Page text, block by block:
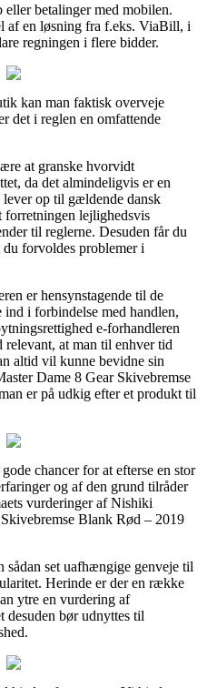
betalinger med mobilen.
af en løsning fra f.eks. ViaBill, i
regningen i flere bidder.
kan man faktisk overveje
det i reglen en omfattende
at granske hvorvidt
da det almindeligvis er en
op til gældende dansk
lejlighedsvis
til reglerne. Desuden får du
forvoldes problemer i
er hensynstagende til de
i forbindelse med handlen,
e-forhandleren
relevant, at man til enhver tid
altid vil kunne bevidne sin
Dame 8 Gear Skivebremse
er på udkig efter et produkt til
chancer for at efterse en stor
og af den grund tilråder
vurderinger af Nishiki
Blank Rød – 2019
sådan set uafhængige genveje til
Herinde er der en række
ytre en vurdering af
desuden bør udnyttes til